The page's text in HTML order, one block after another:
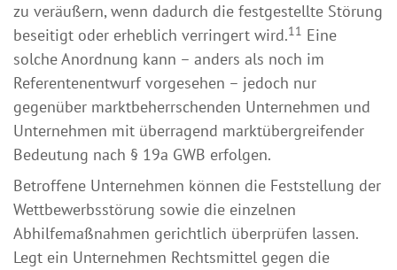
zu veräußern, wenn dadurch die festgestellte Störung
beseitigt oder erheblich verringert wird.11 Eine
solche Anordnung kann – anders als noch im
Referentenentwurf vorgesehen – jedoch nur
gegenüber marktbeherrschenden Unternehmen und
Unternehmen mit überragend marktübergreifender
Bedeutung nach § 19a GWB erfolgen.
Betroffene Unternehmen können die Feststellung der
Wettbewerbsstörung sowie die einzelnen
Abhilfemaßnahmen gerichtlich überprüfen lassen.
Legt ein Unternehmen Rechtsmittel gegen die